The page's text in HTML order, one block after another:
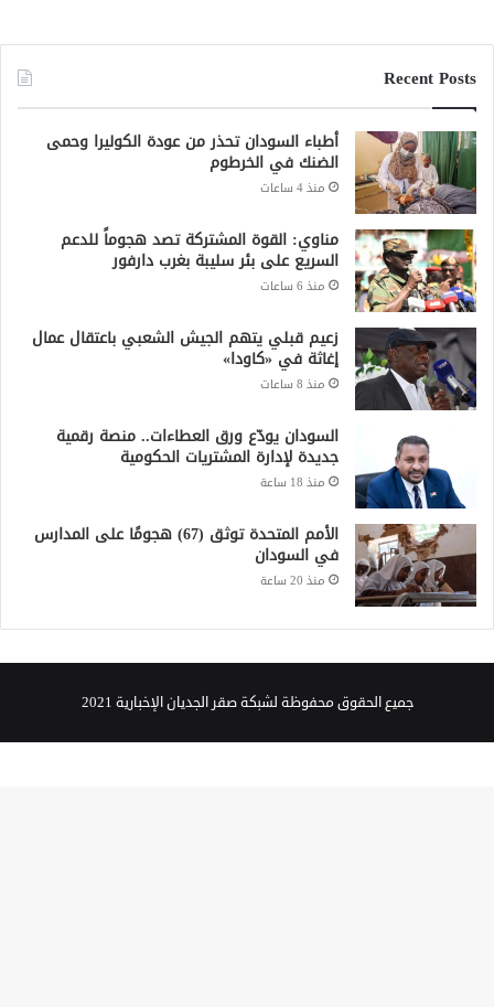
Recent Posts
أطباء السودان تحذر من عودة الكوليرا وحمى
الضنك في الخرطوم
منذ 4 ساعات
مناوي: القوة المشتركة تصد هجوماً للدعم
السريع على بئر سليبة بغرب دارفور
منذ 6 ساعات
زعيم قبلي يتهم الجيش الشعبي باعتقال عمال
إغاثة في «كاودا»
منذ 8 ساعات
السودان يودّع ورق العطاءات.. منصة رقمية
جديدة لإدارة المشتريات الحكومية
منذ 18 ساعة
الأمم المتحدة توثق (67) هجومًا على المدارس
في السودان
منذ 20 ساعة
جميع الحقوق محفوظة لشبكة صقر الجديان الإخبارية 2021